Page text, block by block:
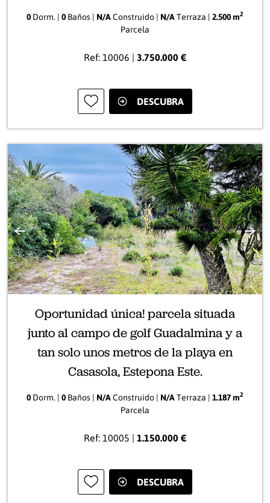
0 Dorm. | 0 Baños | N/AConstruido | N/ATerraza | 2.500 m2
Parcela
Ref: 10006 | 3.750.000 €
DESCUBRA
Anterior
Oportunidad única! parcela situada
junto al campo de golf Guadalmina y a
tan solo unos metros de la playa en
Casasola, Estepona Este.
0 Dorm. | 0 Baños | N/AConstruido | N/ATerraza | 1.187 m2
Parcela
Ref: 10005 | 1.150.000 €
DESCUBRA